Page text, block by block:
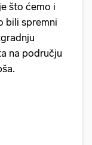
što ćemo i
bili spremni
na području